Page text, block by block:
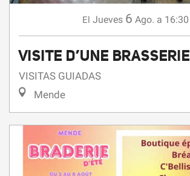
El Jueves 6 Ago. a 16:30
VISITE D’UNE BRASSERIE
VISITAS GUIADAS
Mende